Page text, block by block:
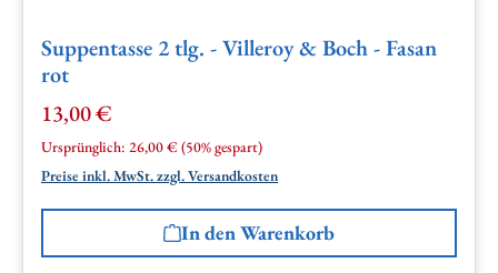
Suppentasse 2 tlg. - Villeroy & Boch - Fasan
rot
Verkaufspreis:
13,00 €
Ursprünglich: Regulärer Preis:
26,00 €(50% gespart)
Preise inkl. MwSt. zzgl. Versandkosten
In den Warenkorb